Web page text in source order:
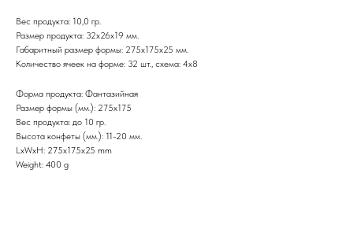
Вес продукта: 10,0 гр.
Размер продукта: 32x26х19 мм.
Габаритный размер формы: 275х175х25 мм.
Количество ячеек на форме: 32 шт., схема: 4х8
Форма продукта: Фантазийная
Размер формы (мм.): 275х175
Вес продукта: до 10 гр.
Высота конфеты (мм.): 11-20 мм.
LxWxH: 275x175x25 mm
Weight: 400 g